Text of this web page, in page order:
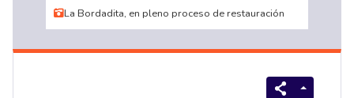
La Bordadita, en pleno proceso de restauración